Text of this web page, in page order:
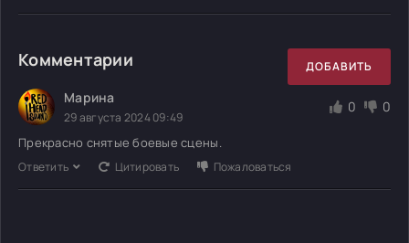
Комментарии ДОБАВИТЬ
Марина
29 августа 2024 09:49
0 0
Прекрасно снятые боевые сцены.
Ответить Цитировать Пожаловаться